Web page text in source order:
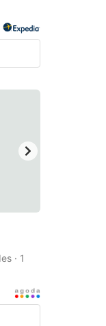
· 1